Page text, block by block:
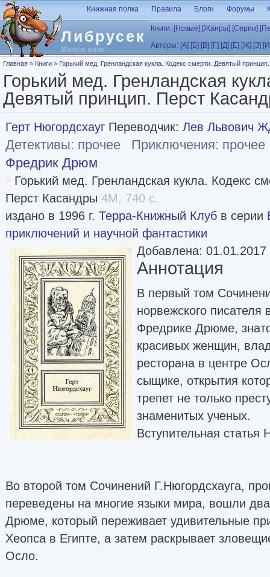
Перейти к основному содержанию
Либрусек
Много книг
Книжная полка Правила Блоги Форумы
Книги: [Новые] [Жанры] [Серии]
Авторы: [А] [Б] [В] [Г] [Д] [Е] [Ж] [З]
Вы здесь
Главная » Книги » Горький мед. Гренландская кукла. Кодекс смерти. Девятый
Горький мед. Гренландская
Девятый принцип. Перст
Герт Нюгордсхауг Переводчик: Лев Львович
Детективы: прочее
Приключения: прочее
Фредрик Дрюм
Горький мед. Гренландская кукла. Кодекс
Перст Касандры 4M, 740 с.
издано в 1996 г. Терра-Книжный Клуб в серии
приключений и научной фантастики
Добавлена: 01.01.2017
Аннотация
В первый том
норвежского
Фредрике Дрюме,
красивых женщин,
ресторана в центре
сыщике, открытия
трепет не только
знаменитых ученых.
Вступительная статья
Во второй том Сочинений Г.Нюгордсхауга,
переведены на многие языки мира, вошли
Дрюме, который переживает удивительные
Хеопса в Египте, а затем раскрывает
Осло.